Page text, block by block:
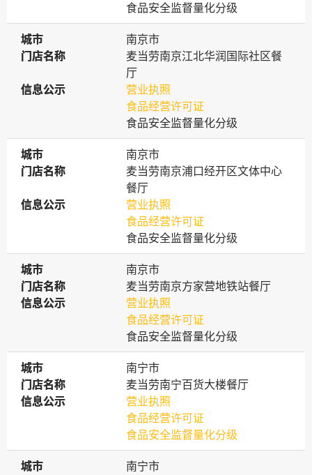
食品安全监督量化分级
城市
城市
南京市
门店名称
门店名称
麦当劳南京江北华润国际社区餐
厅
信息公示
信息公示
营业执照
食品经营许可证
食品安全监督量化分级
城市
城市
南京市
门店名称
门店名称
麦当劳南京浦口经开区文体中心
餐厅
信息公示
信息公示
营业执照
食品经营许可证
食品安全监督量化分级
城市
城市
南京市
门店名称
门店名称
麦当劳南京方家营地铁站餐厅
信息公示
信息公示
营业执照
食品经营许可证
食品安全监督量化分级
城市
城市
南宁市
门店名称
门店名称
麦当劳南宁百货大楼餐厅
信息公示
信息公示
营业执照
食品经营许可证
食品安全监督量化分级
城市
城市
南宁市